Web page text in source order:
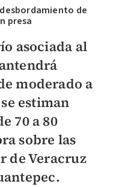
de
presa
asociada al
moderado a
estiman
70 a 80
sobre las
de Veracruz